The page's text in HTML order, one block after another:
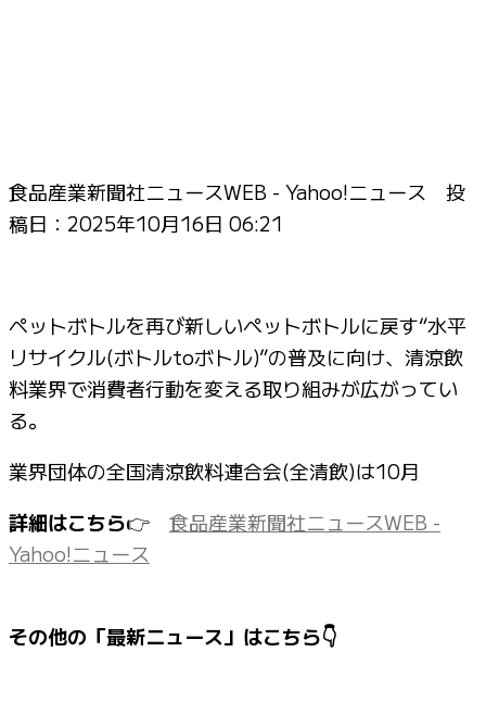
食品産業新聞社ニュースWEB - Yahoo!ニュース 投
稿日： 2025年10月16日 06:21
ペットボトルを再び新しいペットボトルに戻す“水平
リサイクル(ボトルtoボトル)”の普及に向け、清涼飲
料業界で消費者行動を変える取り組みが広がってい
る。
業界団体の全国清涼飲料連合会(全清飲)は10月
詳細はこちら👉 食品産業新聞社ニュースWEB -
Yahoo!ニュース
その他の「最新ニュース」はこちら👇